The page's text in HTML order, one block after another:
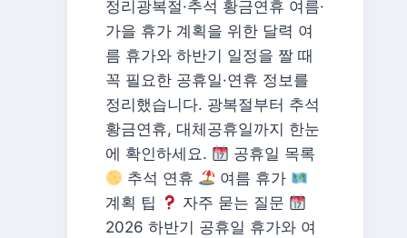
드
경
우
의
수
(2026
월
드
컵)
정리광복절·추석 황금연휴 여름·
가을 휴가 계획을 위한 달력 여
름 휴가와 하반기 일정을 짤 때
꼭 필요한 공휴일·연휴 정보를
정리했습니다. 광복절부터 추석
황금연휴, 대체공휴일까지 한눈
에 확인하세요.
공휴일 목록
추석 연휴
여름 휴가
계획 팁
자주 묻는 질문
2026 하반기 공휴일 휴가와 여